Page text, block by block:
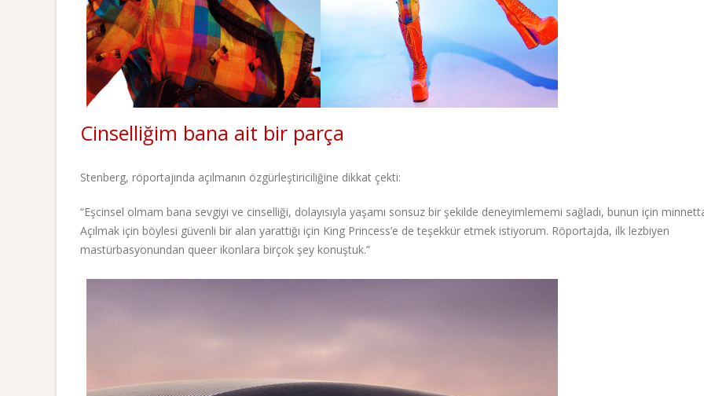
Cinselliğim bana ait bir parça
Stenberg, röportajında açılmanın özgürleştiriciliğine dikkat çekti:
“Eşcinsel olmam bana sevgiyi ve cinselliği, dolayısıyla yaşamı sonsuz bir şekilde deneyimlememi sağladı, bunun için
Açılmak için böylesi güvenli bir alan yarattığı için King Princess’e de teşekkür etmek istiyorum. Röportajda, ilk lezbiyen
mastürbasyonundan queer ikonlara birçok şey konuştuk.”